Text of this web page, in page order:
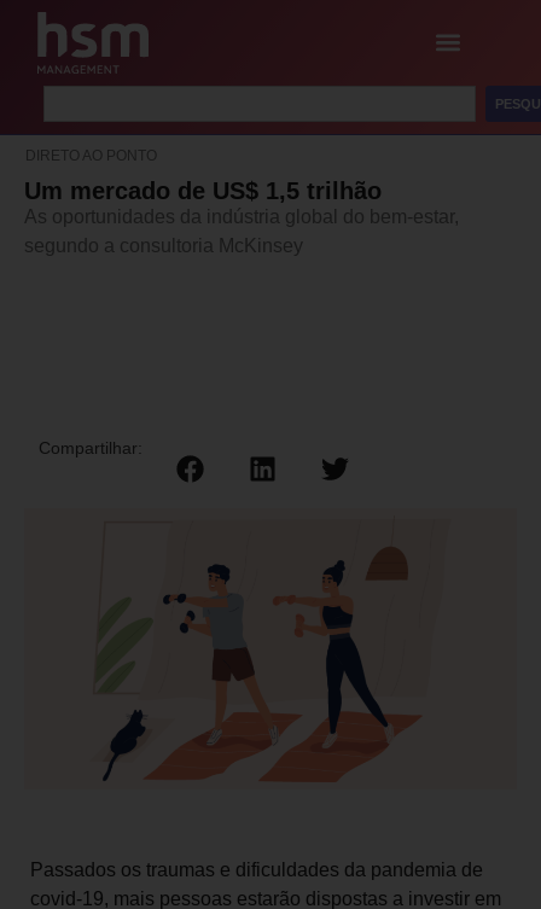
DIRETO AO PONTO
Um mercado de US$ 1,5 trilhão
As oportunidades da indústria global do bem-estar,
segundo a consultoria McKinsey
Compartilhar:
Passados os traumas e dificuldades da pandemia de
covid-19, mais pessoas estarão dispostas a investir em